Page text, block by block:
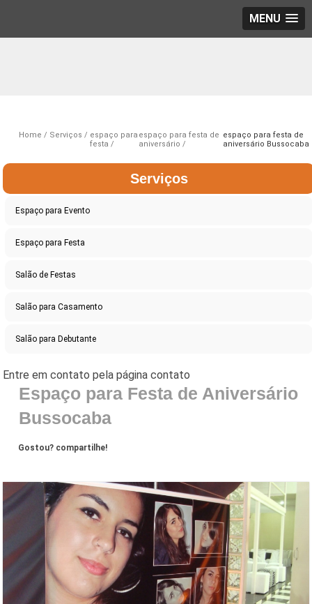
MENU
Home Serviços
espaço para
festa
espaço para festa de
aniversário
espaço para festa de
aniversário Bussocaba
Serviços
Espaço para Evento
Espaço para Festa
Salão de Festas
Salão para Casamento
Salão para Debutante
Espaço para Festa de Aniversário
Bussocaba
Gostou? compartilhe!